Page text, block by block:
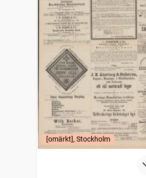
[omärkt], Stockholm